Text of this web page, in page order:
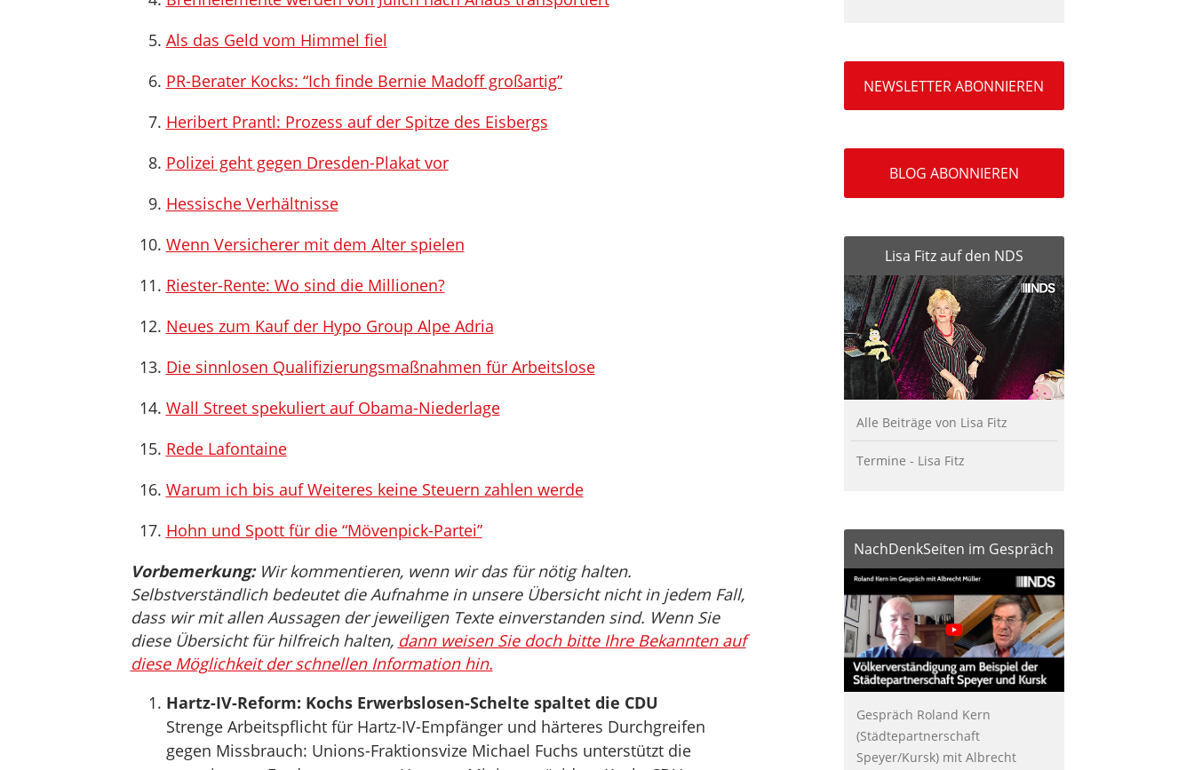
Als das Geld vom Himmel fiel
PR-Berater Kocks: “Ich finde Bernie Madoff großartig”
Heribert Prantl: Prozess auf der Spitze des Eisbergs
Polizei geht gegen Dresden-Plakat vor
Hessische Verhältnisse
Wenn Versicherer mit dem Alter spielen
Riester-Rente: Wo sind die Millionen?
Neues zum Kauf der Hypo Group Alpe Adria
Die sinnlosen Qualifizierungsmaßnahmen für Arbeitslose
Wall Street spekuliert auf Obama-Niederlage
Rede Lafontaine
Warum ich bis auf Weiteres keine Steuern zahlen werde
Hohn und Spott für die “Mövenpick-Partei”
Vorbemerkung: Wir kommentieren, wenn wir das für nötig halten.
Selbstverständlich bedeutet die Aufnahme in unsere Übersicht nicht in jedem Fall,
dass wir mit allen Aussagen der jeweiligen Texte einverstanden sind. Wenn Sie
diese Übersicht für hilfreich halten, dann weisen Sie doch bitte Ihre Bekannten auf
diese Möglichkeit der schnellen Information hin.
Hartz-IV-Reform: Kochs Erwerbslosen-Schelte spaltet die CDU
Strenge Arbeitspflicht für Hartz-IV-Empfänger und härteres Durchgreifen
gegen Missbrauch: Unions-Fraktionsvize Michael Fuchs unterstützt die
NEWSLETTER ABONNIEREN
BLOG ABONNIEREN
Lisa Fitz auf den NDS
Alle Beiträge von Lisa Fitz
Termine - Lisa Fitz
NachDenkSeiten im Gespräch
Gespräch Roland Kern
(Städtepartnerschaft
Speyer/Kursk) mit Albrecht